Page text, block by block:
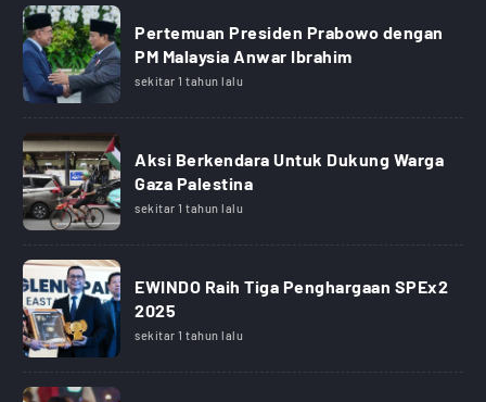
Pertemuan Presiden Prabowo dengan
PM Malaysia Anwar Ibrahim
sekitar 1 tahun lalu
Aksi Berkendara Untuk Dukung Warga
Gaza Palestina
sekitar 1 tahun lalu
EWINDO Raih Tiga Penghargaan SPEx2
2025
sekitar 1 tahun lalu